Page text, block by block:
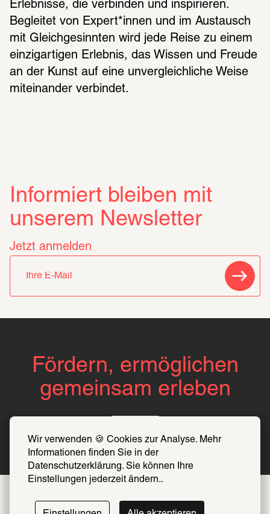
Wir verwenden 🍪 Cookies zur Analyse. Mehr
Informationen finden Sie in der
Datenschutzerklärung. Sie können Ihre
Einstellungen jederzeit ändern..
Erlebnisse, die verbinden und inspirieren.
Begleitet von Expert*innen und im Austausch
mit Gleichgesinnten wird jede Reise zu einem
einzigartigen Erlebnis, das Wissen und Freude
an der Kunst auf eine unvergleichliche Weise
miteinander verbindet.
Informiert bleiben mit
unserem Newsletter
Jetzt anmelden
Fördern, ermöglichen
gemeinsam erleben